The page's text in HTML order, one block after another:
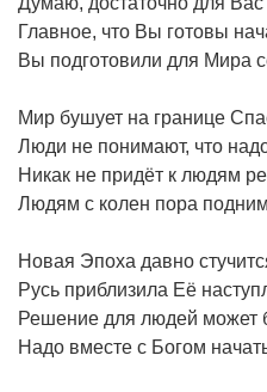
Главное, что Вы готовы
Вы подготовили для Мира
Мир бушует на границе
Люди не понимают, что
Никак не придёт к людям
Людям с колен пора
Новая Эпоха давно
Русь приблизила Её
Решение для людей может
Надо вместе с Богом